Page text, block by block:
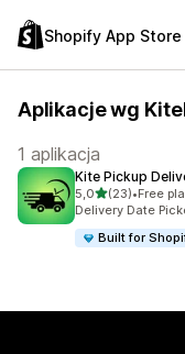
Shopify App Store
Aplikacje wg
1 aplikacja
Kite Pickup
5,0na 5 gwiazdek
(23)
Łączna liczba
•Free
Delivery Date
Built for